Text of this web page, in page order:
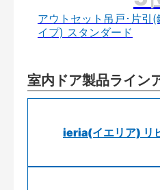
アウトセット吊戸･片引
イプ) スタンダード
室内ドア製品ライン
ieria(イエリア) リ